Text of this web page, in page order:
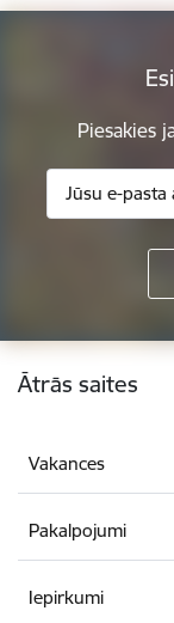
Piesakies
Kājene
Ātrās saites
Vakances
Pakalpojumi
Iepirkumi